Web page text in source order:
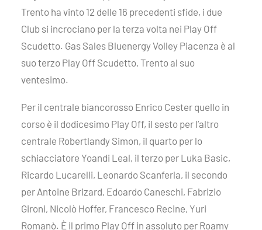
Trento ha vinto 12 delle 16 precedenti sfide, i due
Club si incrociano per la terza volta nei Play Off
Scudetto. Gas Sales Bluenergy Volley Piacenza è al
suo terzo Play Off Scudetto, Trento al suo
ventesimo.
Per il centrale biancorosso Enrico Cester quello in
corso è il dodicesimo Play Off, il sesto per l’altro
centrale Robertlandy Simon, il quarto per lo
schiacciatore Yoandi Leal, il terzo per Luka Basic,
Ricardo Lucarelli, Leonardo Scanferla, il secondo
per Antoine Brizard, Edoardo Caneschi, Fabrizio
Gironi, Nicolò Hoffer, Francesco Recine, Yuri
Romanò. È il primo Play Off in assoluto per Roamy